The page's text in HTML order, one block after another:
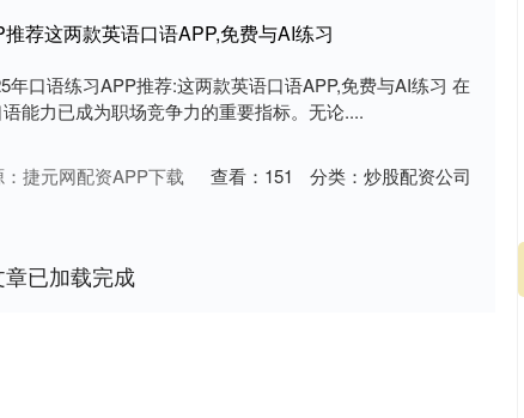
荐这两款英语口语APP,免费与AI练习
年口语练习APP推荐:这两款英语口语APP,免费与AI练习 在
能力已成为职场竞争力的重要指标。无论....
捷元网配资APP下载 查看： 151 分类： 炒股配资公司
已加载完成